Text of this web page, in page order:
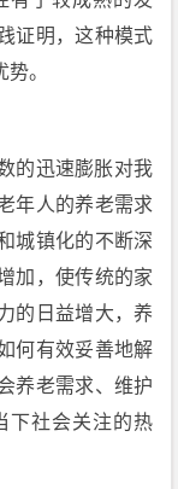
证明，这种模式
。
的迅速膨胀对我
年人的养老需求
城镇化的不断深
加，使传统的家
的日益增大，养
何有效妥善地解
养老需求、维护
下社会关注的热